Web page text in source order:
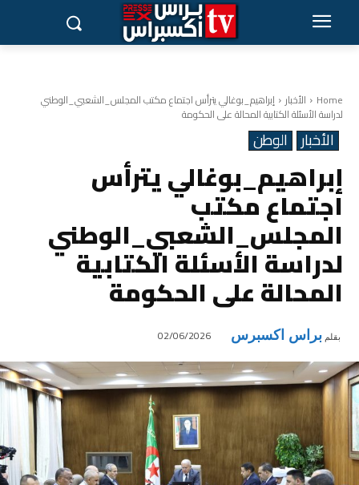
Home الأخبار إبراهيم_بوغالي يترأس اجتماع مكتب المجلس_الشعبي_الوطني
لدراسة الأسئلة الكتابية المحالة على الحكومة
الأخبار الوطن
إبراهيم_بوغالي يترأس
اجتماع مكتب
المجلس_الشعبي_الوطني
لدراسة الأسئلة الكتابية
المحالة على الحكومة
بقلم براس اكسبرس 02/06/2026